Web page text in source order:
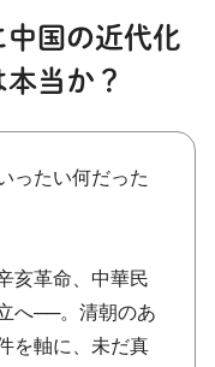
中国の近代化
当か？
ったい何だった
亥革命、中華民
へ──。清朝のあ
を軸に、未だ真